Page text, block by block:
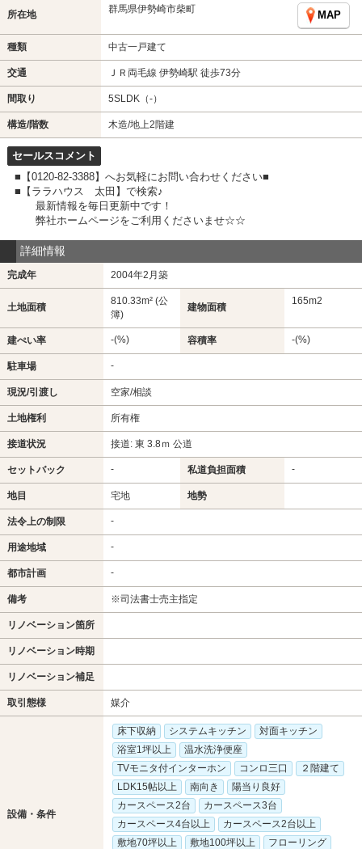
所在地 群馬県伊勢崎市柴町
MAP
種類 中古一戸建て
交通 ＪＲ両毛線 伊勢崎駅 徒歩73分
間取り 5SLDK（-）
構造/階数 木造/地上2階建
セールスコメント
■【0120-82-3388】へお気軽にお問い合わせください■
■【ララハウス 太田】で検索♪
最新情報を毎日更新中です！
弊社ホームページをご利用くださいませ☆☆
詳細情報
完成年 2004年2月築
土地面積
810.33m² (公
簿)
建物面積
165m2
建ぺい率 -(%) 容積率 -(%)
駐車場 -
現況/引渡し 空家/相談
土地権利 所有権
接道状況 接道: 東 3.8ｍ 公道
セットバック - 私道負担面積 -
地目 宅地 地勢
法令上の制限 -
用途地域 -
都市計画 -
備考 ※司法書士売主指定
リノベーション箇所
リノベーション時期
リノベーション補足
取引態様 媒介
設備・条件
床下収納 システムキッチン
対面キッチン
浴室1坪以上
温水洗浄便座
TVモニタ付インターホン
コンロ三口
２階建て
LDK15帖以上
南向き
陽当り良好
カースペース2台
カースペース3台
カースペース4台以上
カースペース2台以上
敷地70坪以上
敷地100坪以上
フローリング